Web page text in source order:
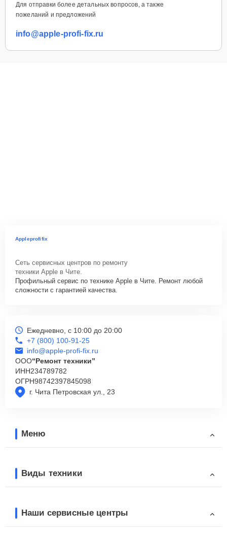
Для отправки более детальных вопросов, а также
пожеланий и предложений
info@apple-profi-fix.ru
Appleprofifix
Сеть сервисных центров по ремонту
техники Apple в Чите.
Профильный сервис по технике Apple в Чите. Ремонт любой
сложности с гарантией качества.
г. Чита Петровская ул., 23
Ежедневно, с 10:00 до 20:00
+7 (800) 100-91-25
info@apple-profi-fix.ru
ООО“Ремонт техники”
ИНН234789782
ОГРН98742397845098
Меню
Виды техники
Наши сервисные центры